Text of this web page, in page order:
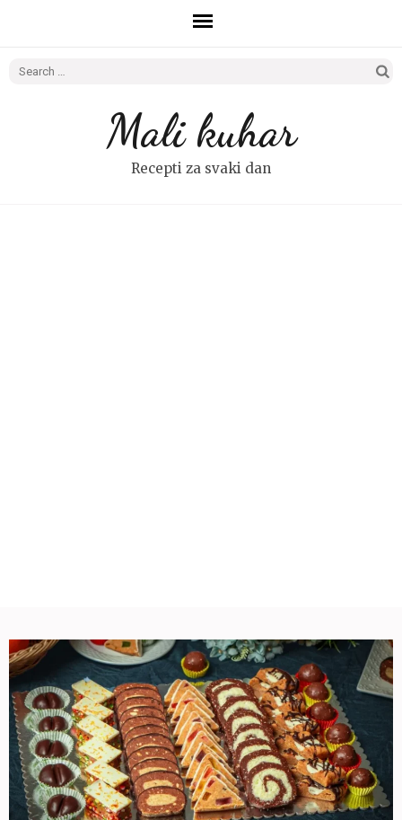
Search
Mali kuhar
Recepti za svaki dan